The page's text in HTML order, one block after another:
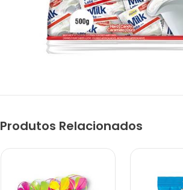
Produtos Relacionados